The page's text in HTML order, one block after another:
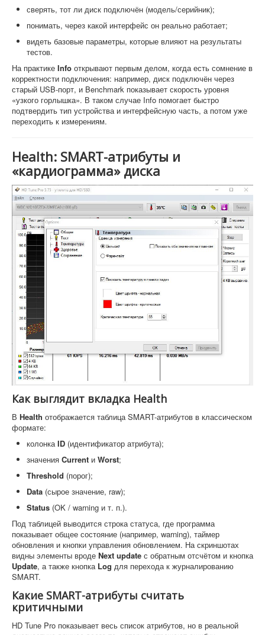
сверять, тот ли диск подключён (модель/серийник);
понимать, через какой интерфейс он реально работает;
видеть базовые параметры, которые влияют на результаты
тестов.
На практике Info открывают первым делом, когда есть сомнение в
корректности подключения: например, диск подключён через
старый USB-порт, и Benchmark показывает скорость уровня
«узкого горлышка». В таком случае Info помогает быстро
подтвердить тип устройства и интерфейсную часть, а потом уже
переходить к измерениям.
Health: SMART-атрибуты и
«кардиограмма» диска
Как выглядит вкладка Health
В Health отображается таблица SMART-атрибутов в классическом
формате:
колонкаID (идентификатор атрибута);
значения Current и Worst;
Threshold (порог);
Data (сырое значение, raw);
Status (OK / warning и т. п.).
Под таблицей выводится строка статуса, где программа
показывает общее состояние (например, warning), таймер
обновления и кнопки управления обновлением. На скриншотах
видны элементы вроде Next update с обратным отсчётом и кнопка
Update, а также кнопка Log для перехода к журналированию
SMART.
Какие SMART-атрибуты считать
критичными
HD Tune Pro показывает весь список атрибутов, но в реальной